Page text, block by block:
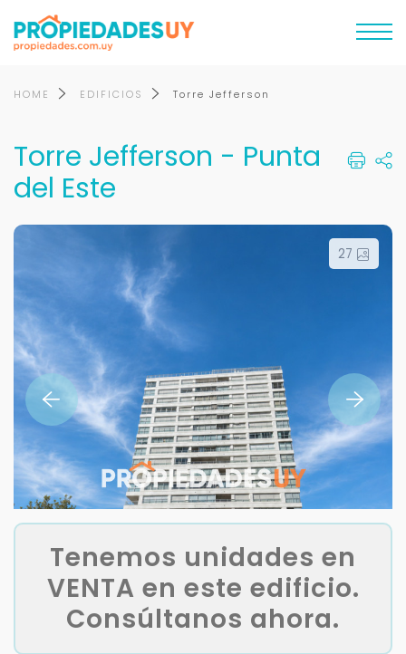
HOME EDIFICIOS Torre Jefferson
Torre Jefferson - Punta
del Este
27
Tenemos unidades en
VENTA en este edificio.
Consúltanos ahora.